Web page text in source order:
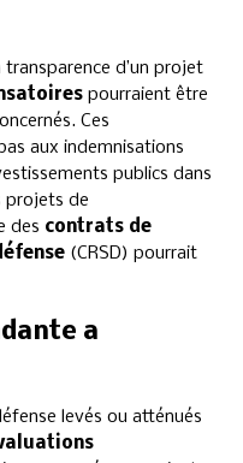
d’un projet
pourraient être
Ces
aux indemnisations
publics dans
projets de
des contrats de
(CRSD) pourrait
a
levés ou atténués